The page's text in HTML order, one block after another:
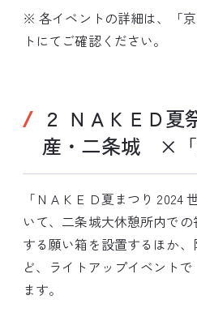
※ 各イベントの詳細は、「
トにてご確認ください。
２ ＮＡＫＥＤ夏
産・二条城 ×「
「ＮＡＫＥＤ夏まつり 2024
いて、二条城大休憩所内で
する願い箱を設置するほか
ど、ライトアップイベント
ます。